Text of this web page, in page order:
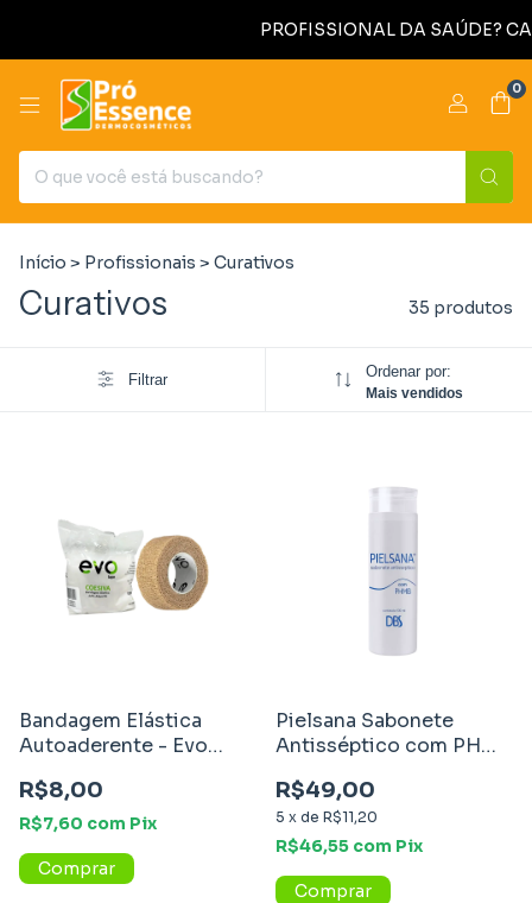
PROFISSIONAL DA SAÚDE?
0
Início > Profissionais > Curativos
Curativos 35 produtos
Filtrar Ordenar por:
Mais vendidos
Bandagem Elástica
Autoaderente - Evo
R$8,00
R$7,60 com Pix
Comprar
Pielsana Sabonete
Antisséptico com PHMB
R$49,00
5 x de R$11,20
R$46,55 com Pix
Comprar